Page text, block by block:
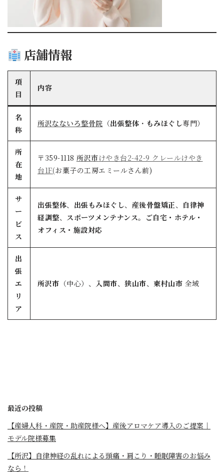
店舗情報
項
目
内容
名
称
所沢なないろ整骨院 （出張整体 ・ もみほぐし専門）
所
在
地
〒359-1118 所沢市けやき台2-42-9 クレールけやき
台1F(お菓子の工房エミールさん前)
サ
ー
ビ
ス
出張整体、 出張もみほぐし、 産後骨盤矯正、 自律神
経調整、 スポーツメンテナンス。 ご自宅・ホテル・
オフィス・施設対応
出
張
エ
リ
ア
所沢市 （中心）、 入間市、 狭山市、 東村山市 全域
最近の投稿
【産婦人科・産院・助産院様へ】産後アロマケア導入のご提案｜
モデル院様募集
【所沢】自律神経の乱れによる頭痛・肩こり・睡眠障害のお悩み
なら！